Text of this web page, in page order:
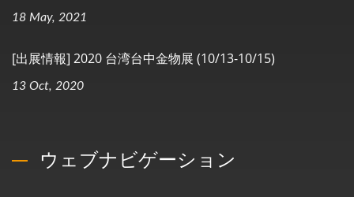
18 May, 2021
[出展情報] 2020 台湾台中金物展 (10/13-10/15)
13 Oct, 2020
ウェブナビゲーション